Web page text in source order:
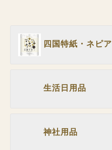
四国特紙・ネピア
生活日用品
神社用品